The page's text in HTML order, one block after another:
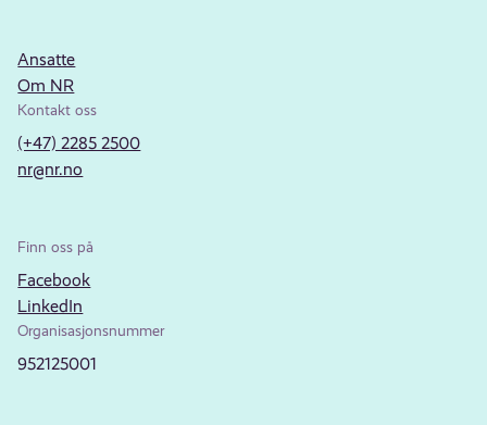
Ansatte
Om NR
Kontakt oss
(+47) 2285 2500
nr@nr.no
Finn oss på
Facebook
LinkedIn
Organisasjonsnummer
952125001